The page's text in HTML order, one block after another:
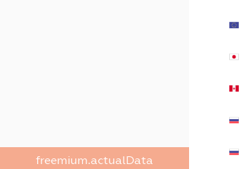
freemium.actualData